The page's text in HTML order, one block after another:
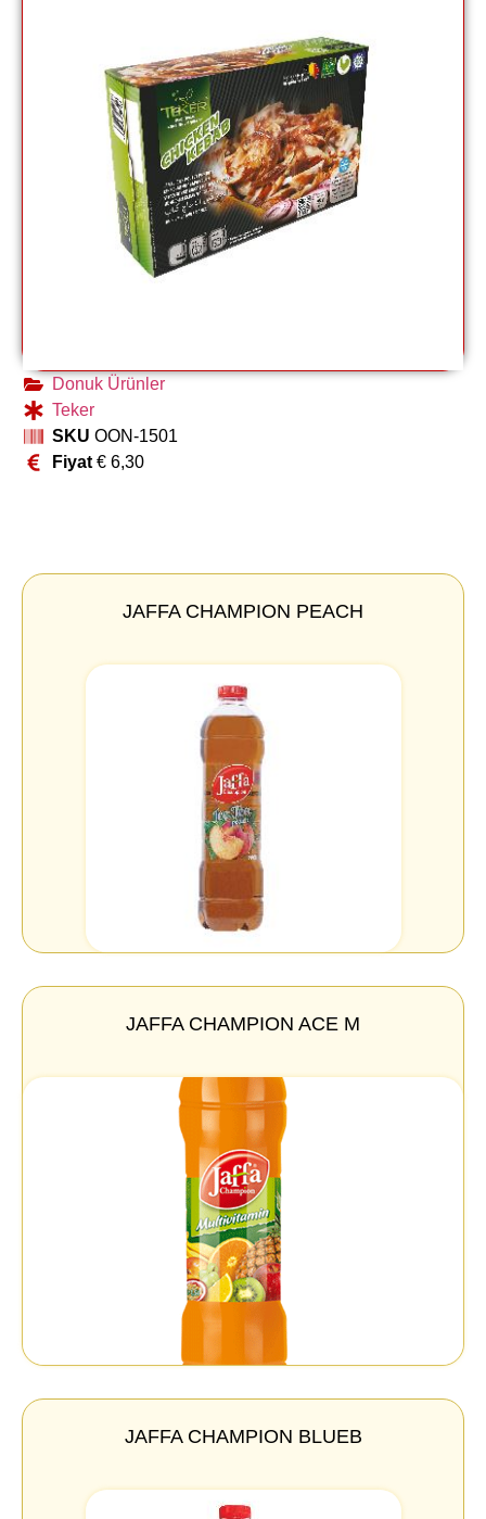
Donuk Ürünler
Teker
SKU OON-1501
Fiyat €6,30
JAFFA CHAMPION PEACH
JAFFA CHAMPION ACE M
JAFFA CHAMPION BLUEB